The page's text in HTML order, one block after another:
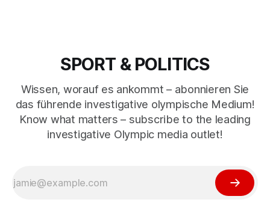
SPORT & POLITICS
Wissen, worauf es ankommt – abonnieren Sie
das führende investigative olympische Medium!
Know what matters – subscribe to the leading
investigative Olympic media outlet!